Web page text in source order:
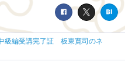
級編受講完了証 板東寛司のネ